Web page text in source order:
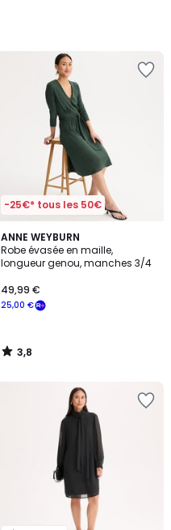
-25€* tous les 50€
ANNE WEYBURN
Robe évasée en maille,
longueur genou, manches 3/4
25,00 €
49,99 €
3,8
/ 5
3,8
/